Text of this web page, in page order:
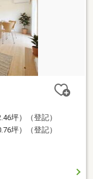
坪）（登記）
坪）（登記）